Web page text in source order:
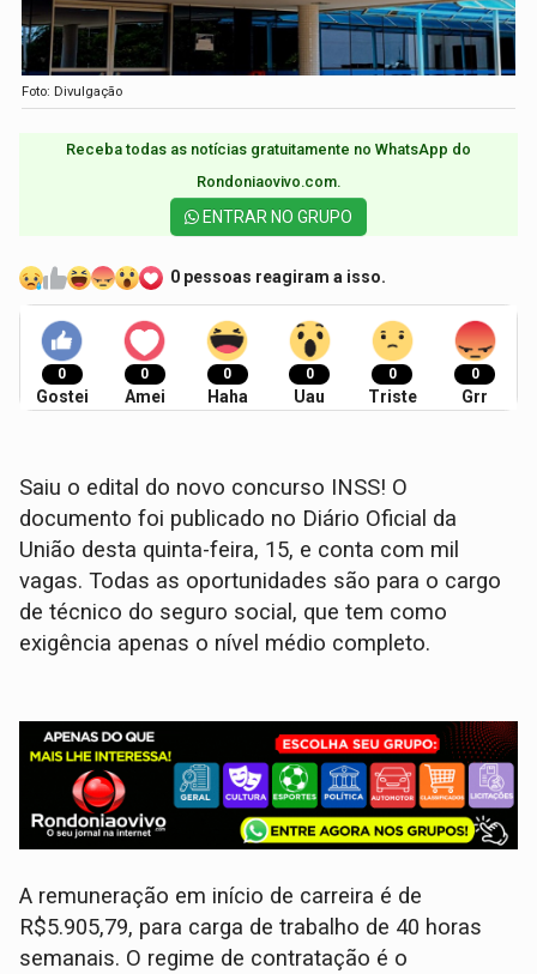
Foto: Divulgação
Receba todas as notícias gratuitamente no WhatsApp do
Rondoniaovivo.com.​
ENTRAR NO GRUPO
0 pessoas reagiram a isso.
0
Gostei
0
Amei
0
Haha
0
Uau
0
Triste
0
Grr
Saiu o edital do novo concurso INSS! O
documento foi publicado no Diário Oficial da
União desta quinta-feira, 15, e conta com mil
vagas. Todas as oportunidades são para o cargo
de técnico do seguro social, que tem como
exigência apenas o nível médio completo.
A remuneração em início de carreira é de
R$5.905,79, para carga de trabalho de 40 horas
semanais. O regime de contratação é o